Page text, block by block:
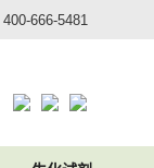
666-5481